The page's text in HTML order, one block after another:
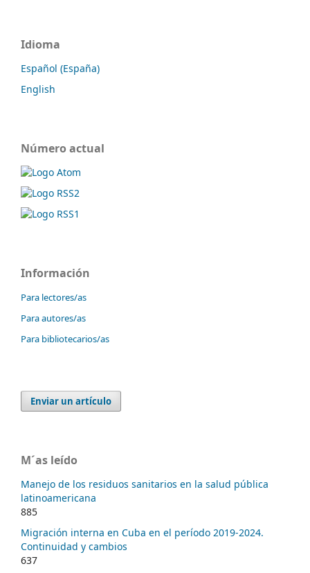
Idioma
Español (España)
English
Número actual
Información
Para lectores/as
Para autores/as
Para bibliotecarios/as
Enviar un artículo
M´as leído
Manejo de los residuos sanitarios en la salud pública
latinoamericana
885
Migración interna en Cuba en el período 2019-2024.
Continuidad y cambios
637